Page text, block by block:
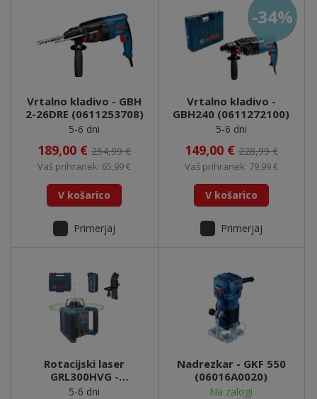
Vrtalno kladivo - GBH
2-26DRE (0611253708)
5-6 dni
189,00 €254,99 €
Vaš prihranek: 65,99 €
V košarico
Primerjaj
Vrtalno kladivo -
GBH240 (0611272100)
5-6 dni
149,00 € 228,99 €
Vaš prihranek: 79,99 €
V košarico
Primerjaj
-34%
Rotacijski laser
GRL300HVG -
0601061700
5-6 dni
Nadrezkar - GKF 550
(06016A0020)
Na zalogi